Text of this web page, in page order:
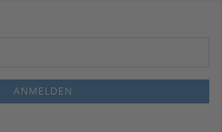
ANMELDEN